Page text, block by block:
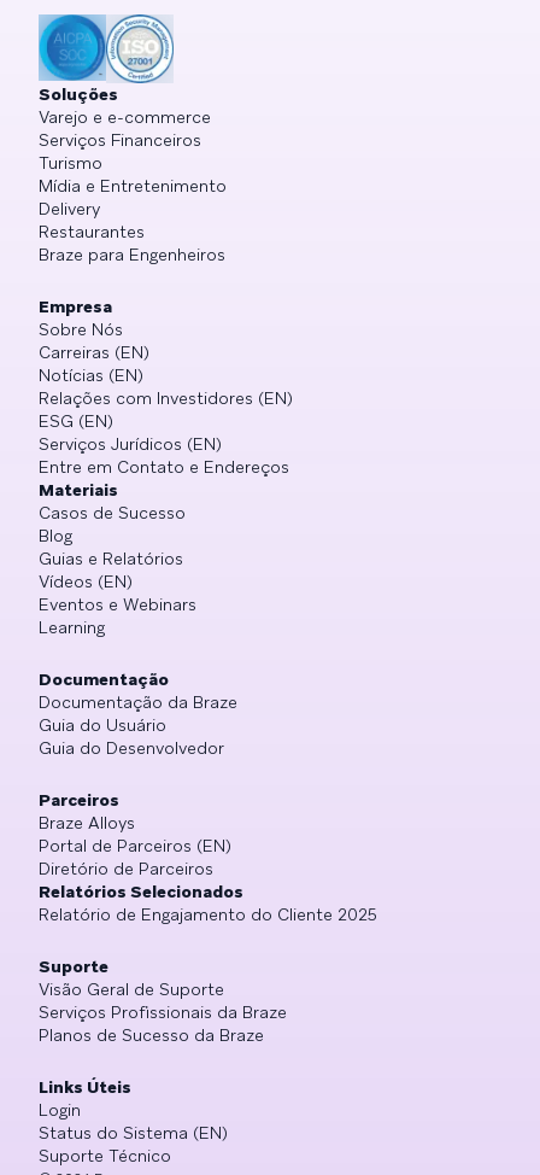
Soluções
Varejo e e-commerce
Serviços Financeiros
Turismo
Mídia e Entretenimento
Delivery
Restaurantes
Braze para Engenheiros
Empresa
Sobre Nós
Carreiras (EN)
Notícias (EN)
Relações com Investidores (EN)
ESG (EN)
Serviços Jurídicos (EN)
Entre em Contato e Endereços
Materiais
Casos de Sucesso
Blog
Guias e Relatórios
Vídeos (EN)
Eventos e Webinars
Learning
Documentação
Documentação da Braze
Guia do Usuário
Guia do Desenvolvedor
Parceiros
Braze Alloys
Portal de Parceiros (EN)
Diretório de Parceiros
Relatórios Selecionados
Relatório de Engajamento do Cliente 2025
Suporte
Visão Geral de Suporte
Serviços Profissionais da Braze
Planos de Sucesso da Braze
Links Úteis
Login
Status do Sistema (EN)
Suporte Técnico